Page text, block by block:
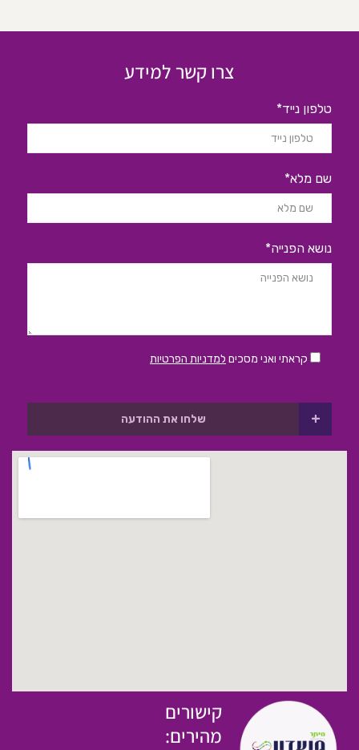
צרו קשר למידע
טלפון נייד*
שם מלא*
נושא הפנייה*
קראתי ואני מסכים למדניות הפרטיות
שלחו את ההודעה +
קישורים
מהירים: